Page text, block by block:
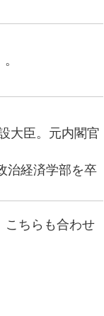
大臣。元内閣官
治経済学部を卒
こちらも合わせ